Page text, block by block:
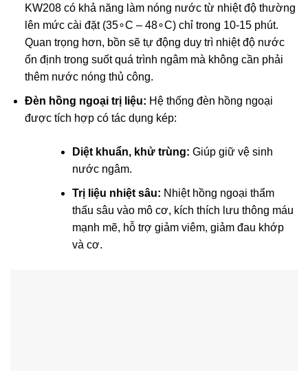
KW208 có khả năng làm nóng nước từ nhiệt độ thường
lên mức cài đặt (35∘C – 48∘C) chỉ trong 10-15 phút.
Quan trọng hơn, bồn sẽ tự động duy trì nhiệt độ nước
ổn định trong suốt quá trình ngâm mà không cần phải
thêm nước nóng thủ công.
Đèn hồng ngoại trị liệu: Hệ thống đèn hồng ngoại
được tích hợp có tác dụng kép:
Diệt khuẩn, khử trùng: Giúp giữ vệ sinh
nước ngâm.
Trị liệu nhiệt sâu: Nhiệt hồng ngoại thẩm
thấu sâu vào mô cơ, kích thích lưu thông máu
mạnh mẽ, hỗ trợ giảm viêm, giảm đau khớp
và cơ.